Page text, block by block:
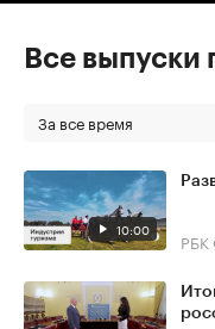
Все
За все время
10:00 РБК